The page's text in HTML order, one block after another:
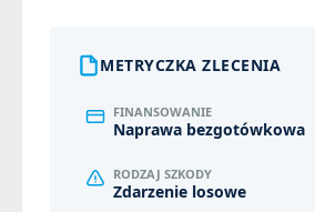
METRYCZKA ZLECENIA
FINANSOWANIE
Naprawa bezgotówkowa
RODZAJ SZKODY
Zdarzenie losowe